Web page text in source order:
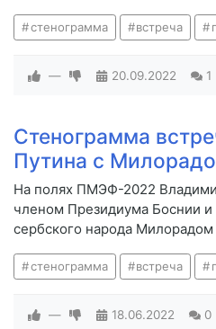
стенограмма встреча
— 20.09.2022 1
Стенограмма
Путина с
На полях ПМЭФ-2022
членом Президиума Боснии и
сербского народа
стенограмма встреча
— 18.06.2022 0